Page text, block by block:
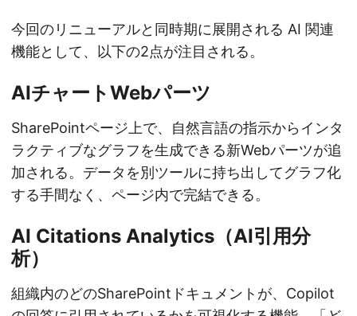
今回のリニューアルと同時期に展開される AI 関連
機能として、以下の2点が注目される。
AIチャートWebパーツ
SharePointページ上で、自然言語の指示からインタ
ラクティブなグラフを生成できる新Webパーツが追
加される。データを別ツールに持ち出してグラフ化
する手間なく、ページ内で完結できる。
AI Citations Analytics（AI引用分
析）
組織内のどのSharePointドキュメントが、Copilot